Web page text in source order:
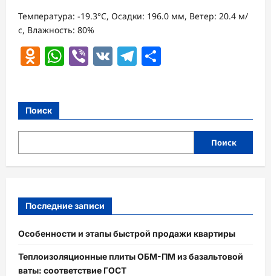
Температура: -19.3°C, Осадки: 196.0 мм, Ветер: 20.4 м/
с, Влажность: 80%
Odnoklassniki
WhatsApp
Viber
VK Telegram
Поиск
Поиск
Последние записи
Особенности и этапы быстрой продажи квартиры
Теплоизоляционные плиты ОБМ-ПМ из базальтовой
ваты: соответствие ГОСТ